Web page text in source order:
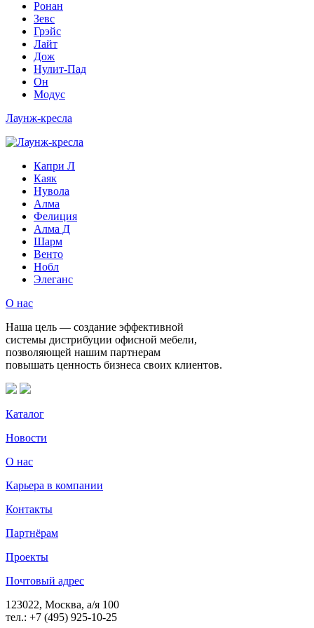
Ронан
Зевс
Грэйс
Лайт
Дож
Нулит-Пад
Он
Модус
Лаунж-кресла
Капри Л
Каяк
Нувола
Алма
Фелиция
Алма Д
Шарм
Венто
Нобл
Элеганс
О нас
Наша цель — создание эффективной
системы дистрибуции офисной мебели,
позволяющей нашим партнерам
повышать ценность бизнеса своих клиентов.
Каталог
Новости
О нас
Карьера в компании
Контакты
Партнёрам
Проекты
Почтовый адрес
123022, Москва, а/я 100
тел.: +7 (495) 925-10-25